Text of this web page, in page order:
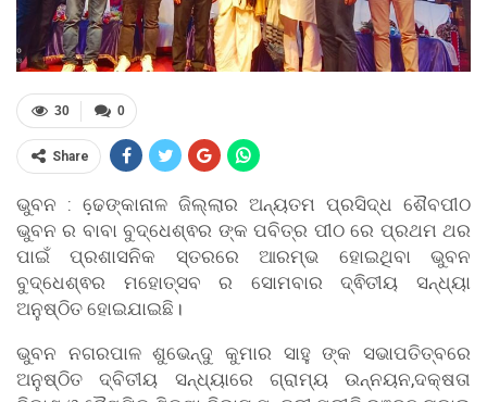
0
30
Share
ଭୁବନ : ଢେ଼ଙ୍କାନାଳ ଜିଲ୍ଲାର ଅନ୍ୟତମ ପ୍ରସିଦ୍ଧ ଶୈବପୀଠ
ଭୁବନ ର ବାବା ବୁଦ୍ଧେଶ୍ଵର ଙ୍କ ପବିତ୍ର ପୀଠ ରେ ପ୍ରଥମ ଥର
ପାଇଁ ପ୍ରଶାସନିକ ସ୍ତରରେ ଆରମ୍ଭ ହୋଇଥିବା ଭୁବନ
ବୁଦ୍ଧେଶ୍ଵର ମହୋତ୍ସବ ର ସୋମବାର ଦ୍ଵିତୀୟ ସନ୍ଧ୍ୟା
ଅନୁଷ୍ଠିତ ହୋଇଯାଇଛି।
ଭୁବନ ନଗରପାଳ ଶୁଭେନ୍ଦୁ କୁମାର ସାହୁ ଙ୍କ ସଭାପତିତ୍ବରେ
ଅନୁଷ୍ଠିତ ଦ୍ବିତୀୟ ସନ୍ଧ୍ୟାରେ ଗ୍ରାମ୍ୟ ଉନ୍ନୟନ,ଦକ୍ଷତା